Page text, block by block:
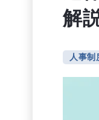
解
人事制